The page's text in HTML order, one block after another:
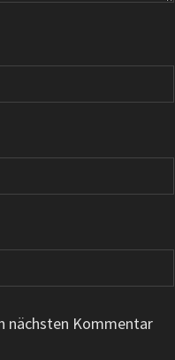
nächsten Kommentar